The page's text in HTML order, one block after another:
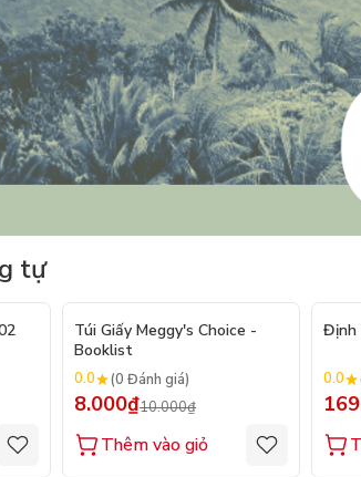
tự
- 20%
Túi Giấy Meggy's Choice -
Booklist
0.0 (0 Đánh giá)
8.000₫10.000₫
Thêm vào giỏ
Định
0.0